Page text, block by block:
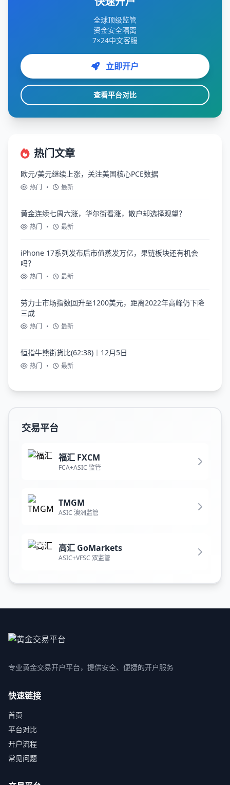
全球顶级监管
资金安全隔离
7×24中文客服
立即开户
查看平台对比
热门文章
欧元/美元继续上涨，关注美国核心PCE数据
热门 • 最新
黄金连续七周六涨，华尔街看涨，散户却选择观望？
热门 • 最新
iPhone 17系列发布后市值蒸发万亿，果链板块还有机会
吗？
热门 • 最新
劳力士市场指数回升至1200美元，距离2022年高峰仍下降
三成
热门 • 最新
恒指牛熊街货比(62:38)︱12月5日
热门 • 最新
交易平台
福汇 FXCM
FCA+ASIC 监管
TMGM
ASIC 澳洲监管
高汇 GoMarkets
ASIC+VFSC 双监管
专业黄金交易开户平台，提供安全、便捷的开户服务
快速链接
首页
平台对比
开户流程
常见问题